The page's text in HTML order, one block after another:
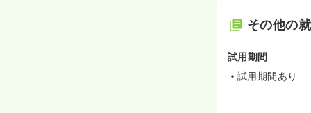
その他の
試用期間
試用期間あり